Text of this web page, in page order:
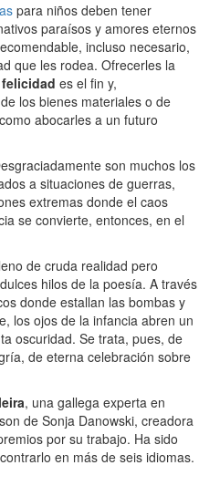
para niños deben tener
paraísos y amores eternos
incluso necesario,
que les rodea. Ofrecerles la
es el fin y,
los bienes materiales o de
abocarles a un futuro
son muchos los
a situaciones de guerras,
extremas donde el caos
se convierte, entonces, en el
de cruda realidad pero
hilos de la poesía. A través
donde estallan las bombas y
los ojos de la infancia abren un
oscuridad. Se trata, pues, de
de eterna celebración sobre
, una gallega experta en
de Sonja Danowski, creadora
por su trabajo. Ha sido
en más de seis idiomas.